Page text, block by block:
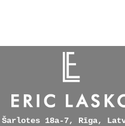
Šarlotes 18a-7, Rīga,